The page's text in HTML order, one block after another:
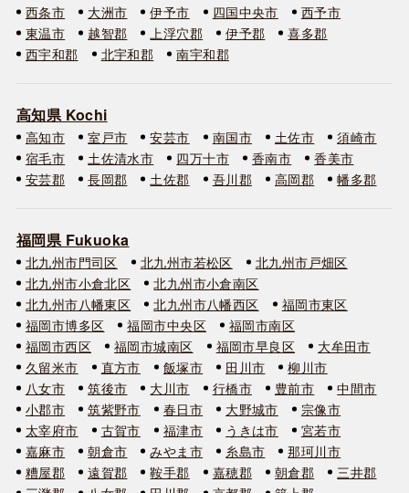
西条市
大洲市 伊予市 四国中央市
西予市
東温市
越智郡 上浮穴郡 伊予郡
喜多郡
西宇和郡
北宇和郡 南宇和郡
高知県 Kochi
高知市 室戸市 安芸市 南国市 土佐市
須崎市
宿毛市
土佐清水市 四万十市 香南市
香美市
安芸郡
長岡郡 土佐郡 吾川郡 高岡郡 幡多郡
福岡県 Fukuoka
北九州市門司区 北九州市若松区
北九州市戸畑区
北九州市小倉北区
北九州市小倉南区
北九州市八幡東区
北九州市八幡西区
福岡市東区
福岡市博多区
福岡市中央区
福岡市南区
福岡市西区
福岡市城南区 福岡市早良区
大牟田市
久留米市
直方市 飯塚市 田川市
柳川市
八女市
筑後市 大川市 行橋市 豊前市
中間市
小郡市
筑紫野市 春日市 大野城市
宗像市
太宰府市
古賀市 福津市 うきは市
宮若市
嘉麻市
朝倉市 みやま市 糸島市
那珂川市
糟屋郡
遠賀郡 鞍手郡 嘉穂郡 朝倉郡
三井郡